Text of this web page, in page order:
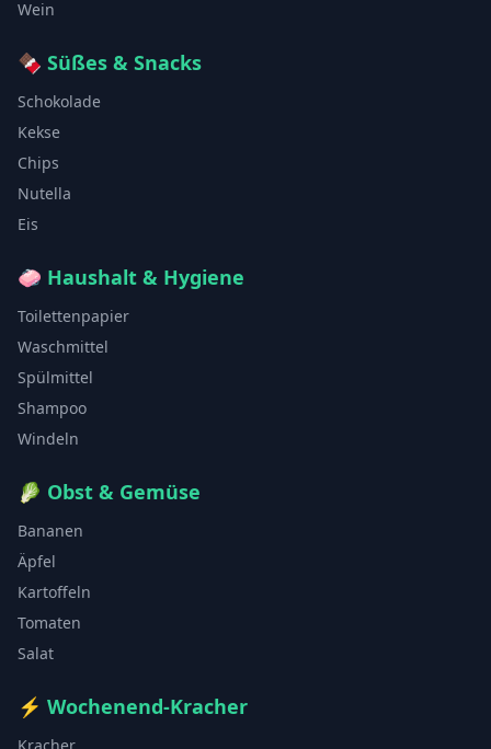
Wein
🍫 Süßes & Snacks
Schokolade
Kekse
Chips
Nutella
Eis
🧼 Haushalt & Hygiene
Toilettenpapier
Waschmittel
Spülmittel
Shampoo
Windeln
🥬 Obst & Gemüse
Bananen
Äpfel
Kartoffeln
Tomaten
Salat
⚡ Wochenend-Kracher